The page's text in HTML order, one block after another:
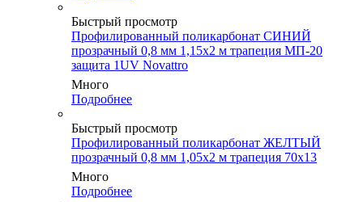
Быстрый просмотр
Профилированный поликарбонат СИНИЙ
прозрачный 0,8 мм 1,15х2 м трапеция МП-20
защита 1UV Novattro
Много
Подробнее
Быстрый просмотр
Профилированный поликарбонат ЖЕЛТЫЙ
прозрачный 0,8 мм 1,05х2 м трапеция 70х13
Много
Подробнее